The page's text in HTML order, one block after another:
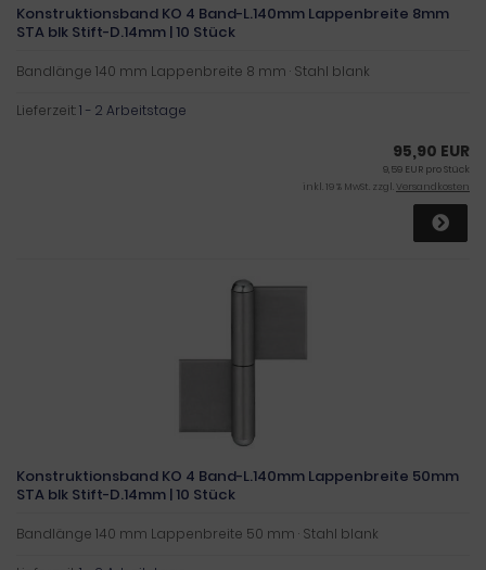
Konstruktionsband KO 4 Band-L.140mm Lappenbreite 8mm
STA blk Stift-D.14mm | 10 Stück
Bandlänge 140 mm Lappenbreite 8 mm · Stahl blank
Lieferzeit:1 - 2 Arbeitstage
95,90 EUR
9,59 EUR pro Stück
inkl. 19 % MwSt. zzgl.Versandkosten
Konstruktionsband KO 4 Band-L.140mm Lappenbreite 50mm
STA blk Stift-D.14mm | 10 Stück
Bandlänge 140 mm Lappenbreite 50 mm · Stahl blank